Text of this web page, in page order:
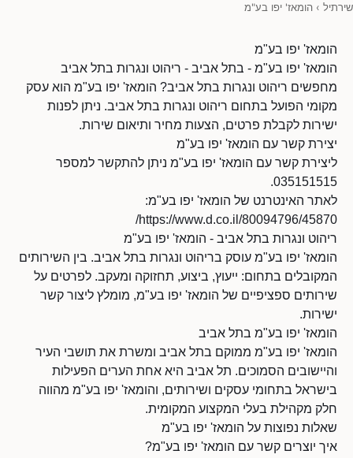
שירתיל › הומאז' יפו בע"מ
הומאז' יפו בע"מ
הומאז' יפו בע"מ - בתל אביב - ריהוט ונגרות בתל אביב
מחפשים ריהוט ונגרות בתל אביב? הומאז' יפו בע"מ הוא עסק
מקומי הפועל בתחום ריהוט ונגרות בתל אביב. ניתן לפנות
ישירות לקבלת פרטים, הצעות מחיר ותיאום שירות.
יצירת קשר עם הומאז' יפו בע"מ
ליצירת קשר עם הומאז' יפו בע"מ ניתן להתקשר למספר
035151515.
לאתר האינטרנט של הומאז' יפו בע"מ:
https://www.d.co.il/80094796/45870/
ריהוט ונגרות בתל אביב - הומאז' יפו בע"מ
הומאז' יפו בע"מ עוסק בריהוט ונגרות בתל אביב. בין השירותים
המקובלים בתחום: ייעוץ, ביצוע, תחזוקה ומעקב. לפרטים על
שירותים ספציפיים של הומאז' יפו בע"מ, מומלץ ליצור קשר
ישירות.
הומאז' יפו בע"מ בתל אביב
הומאז' יפו בע"מ ממוקם בתל אביב ומשרת את תושבי העיר
והיישובים הסמוכים. תל אביב היא אחת הערים הפעילות
בישראל בתחומי עסקים ושירותים, והומאז' יפו בע"מ מהווה
חלק מקהילת בעלי המקצוע המקומית.
שאלות נפוצות על הומאז' יפו בע"מ
איך יוצרים קשר עם הומאז' יפו בע"מ?